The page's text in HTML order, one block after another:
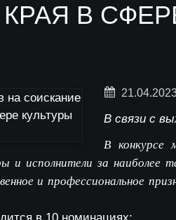
В
В связи с
В конкурсе
и исполнители за наиболее
и профессиональное